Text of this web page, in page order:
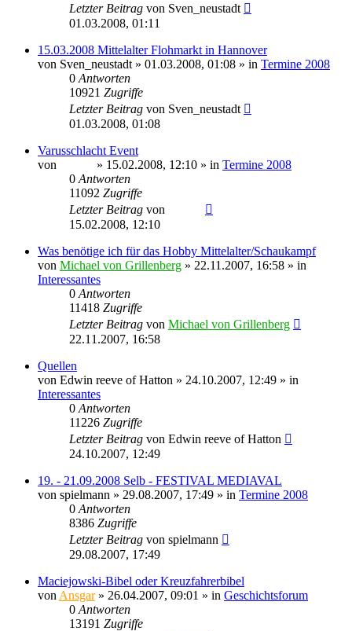
Letzter Beitrag von Sven_neustadt
01.03.2008, 01:11
15.03.2008 Mittelalter Flohmarkt in Hannover
von Sven_neustadt » 01.03.2008, 01:08 » in Termine 2008
0 Antworten
10921 Zugriffe
Letzter Beitrag von Sven_neustadt
01.03.2008, 01:08
Varusschlacht Event
von
» 15.02.2008, 12:10 » in Termine 2008
0 Antworten
11092 Zugriffe
Letzter Beitrag von
15.02.2008, 12:10
Was benötige ich für das Hobby Mittelalter/Schaukampf
von Michael von Grillenberg » 22.11.2007, 16:58 » in
Interessantes
0 Antworten
11418 Zugriffe
Letzter Beitrag von Michael von Grillenberg
22.11.2007, 16:58
Quellen
von Edwin reeve of Hatton » 24.10.2007, 12:49 » in
Interessantes
0 Antworten
11226 Zugriffe
Letzter Beitrag von Edwin reeve of Hatton
24.10.2007, 12:49
19. - 21.09.2008 Selb - FESTIVAL MEDIAVAL
von spielmann » 29.08.2007, 17:49 » in Termine 2008
0 Antworten
8386 Zugriffe
Letzter Beitrag von spielmann
29.08.2007, 17:49
Maciejowski-Bibel oder Kreuzfahrerbibel
von Ansgar» 26.04.2007, 09:01 » in Geschichtsforum
0 Antworten
13191 Zugriffe